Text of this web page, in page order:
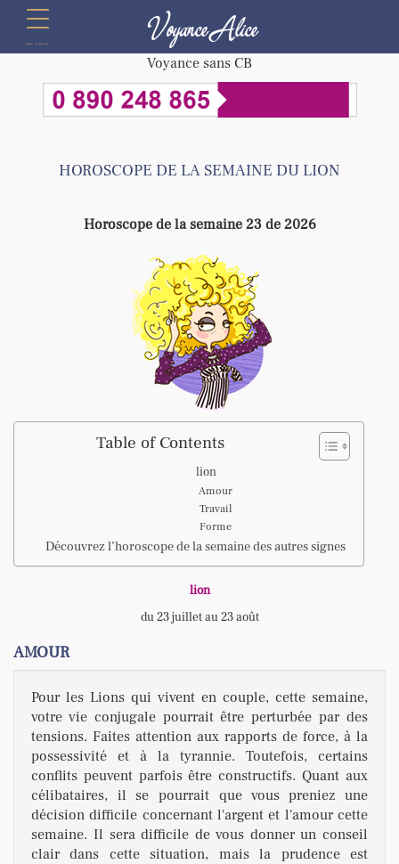
Voyance Alice
Voyance sans CB
HOROSCOPE DE LA SEMAINE DU LION
Horoscope de la semaine 23 de 2026
Table of Contents
lion
Amour
Travail
Forme
Découvrez l’horoscope de la semaine des autres signes
lion
du 23 juillet au 23 août
AMOUR
Pour les Lions qui vivent en couple, cette semaine,
votre vie conjugale pourrait être perturbée par des
tensions. Faites attention aux rapports de force, à la
possessivité et à la tyrannie. Toutefois, certains
conflits peuvent parfois être constructifs. Quant aux
célibataires, il se pourrait que vous preniez une
décision difficile concernant l'argent et l'amour cette
semaine. Il sera difficile de vous donner un conseil
clair dans cette situation, mais la prudence est
menu